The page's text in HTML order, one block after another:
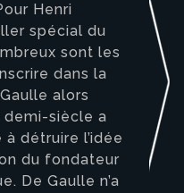
Henri
spécial du
sont les
dans la
alors
demi-siècle a
détruire l’idée
du fondateur
De Gaulle n’a